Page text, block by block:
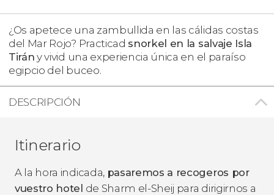
¿Os apetece una zambullida en las cálidas costas
del Mar Rojo? Practicad snorkel en la salvaje Isla
Tirán y vivid una experiencia única en el paraíso
egipcio del buceo.
DESCRIPCIÓN
Itinerario
A la hora indicada, pasaremos a recogeros por
vuestro hotel de Sharm el-Sheij para dirigirnos a